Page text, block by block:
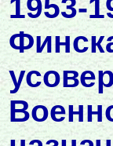
1953-